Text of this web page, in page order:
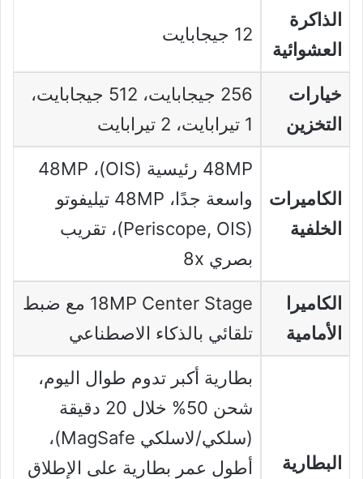
الذاكرة
العشوائية
12 جيجابايت
خيارات
التخزين
256 جيجابايت، 512 جيجابايت،
1 تيرابايت، 2 تيرابايت
الكاميرات
الخلفية
48MP رئيسية (OIS)، 48MP
واسعة جدًا، 48MP تيليفوتو
(Periscope, OIS)، تقريب
بصري 8x
الكاميرا
الأمامية
18MP Center Stage مع ضبط
تلقائي بالذكاء الاصطناعي
البطارية
بطارية أكبر تدوم طوال اليوم،
شحن 50% خلال 20 دقيقة
(سلكي/لاسلكي MagSafe)،
أطول عمر بطارية على الإطلاق